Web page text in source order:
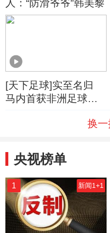
人：“防滑爷爷”韩美黎
[天下足球]实至名归
马内首获非洲足球先
换一
央视榜单
1 新闻1+1